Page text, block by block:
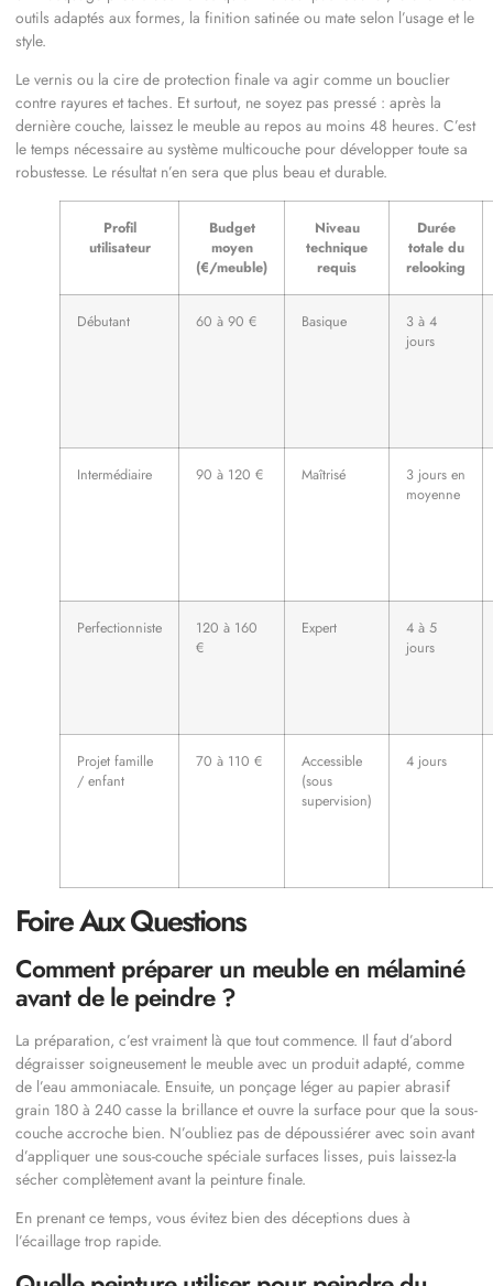
outils adaptés aux formes, la finition satinée ou mate selon l’usage et le
style.
Le vernis ou la cire de protection finale va agir comme un bouclier
contre rayures et taches. Et surtout, ne soyez pas pressé : après la
dernière couche, laissez le meuble au repos au moins 48 heures. C’est
le temps nécessaire au système multicouche pour développer toute sa
robustesse. Le résultat n’en sera que plus beau et durable.
Profil
utilisateur
Budget
moyen
(€/meuble)
Niveau
technique
requis
Durée
totale du
relooking
Débutant 60 à 90 € Basique
3 à 4
jours
Intermédiaire 90 à 120 € Maîtrisé
3 jours en
moyenne
Perfectionniste
120 à 160
€
Expert
4 à 5
jours
Projet famille
/ enfant
70 à 110 €
Accessible
(sous
supervision)
4 jours
Foire Aux Questions
Comment préparer un meuble en mélaminé
avant de le peindre ?
La préparation, c’est vraiment là que tout commence. Il faut d’abord
dégraisser soigneusement le meuble avec un produit adapté, comme
de l’eau ammoniacale. Ensuite, un ponçage léger au papier abrasif
grain 180 à 240 casse la brillance et ouvre la surface pour que la sous-
couche accroche bien. N’oubliez pas de dépoussiérer avec soin avant
d’appliquer une sous-couche spéciale surfaces lisses, puis laissez-la
sécher complètement avant la peinture finale.
En prenant ce temps, vous évitez bien des déceptions dues à
l’écaillage trop rapide.